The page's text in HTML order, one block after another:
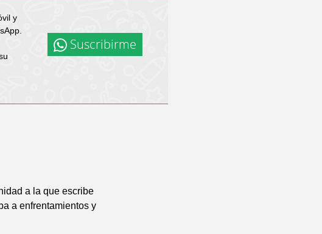
y
Suscribirme
a la que escribe
a enfrentamientos y